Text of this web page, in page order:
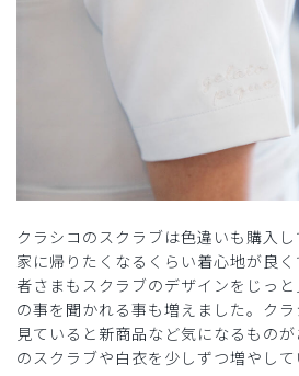
クラシコのスクラブは色違いも購入
家に帰りたくなるくらい着心地が良
者さまもスクラブのデザインをじっ
の事を聞かれる事も増えました。ク
見ていると新商品など気になるもの
のスクラブや白衣を少しずつ増やし